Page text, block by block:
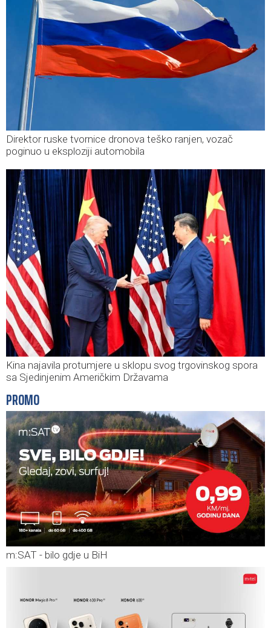
Direktor ruske tvornice dronova teško ranjen, vozač
poginuo u eksploziji automobila
Kina najavila protumjere u sklopu svog trgovinskog spora
sa Sjedinjenim Američkim Državama
PROMO
m:SAT - bilo gdje u BiH